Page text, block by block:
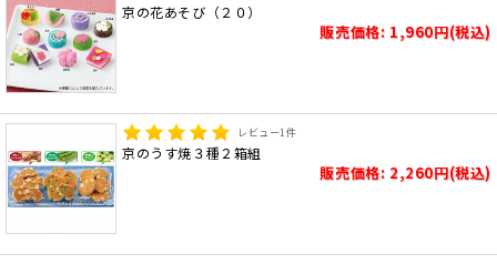
京の花あそび（２０）
販売価格: 1,960円(税込)
レビュー1件
京のうす焼３種２箱組
販売価格: 2,260円(税込)